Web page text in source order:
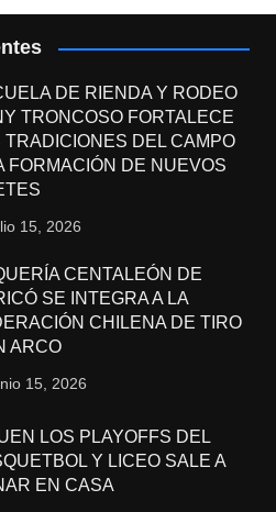
DE RIENDA Y RODEO
TRONCOSO FORTALECE
TRADICIONES DEL CAMPO
FORMACIÓN DE NUEVOS
15, 2026
CENTALEÓN DE
SE INTEGRA A LA
CHILENA DE TIRO
ARCO
15, 2026
LOS PLAYOFFS DEL
Y LICEO SALE A
EN CASA